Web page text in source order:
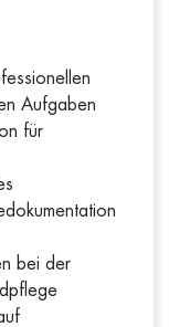
Aufgaben
für
bei der